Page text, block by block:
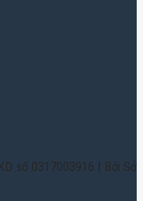
số 0317003916 | Bởi Sở